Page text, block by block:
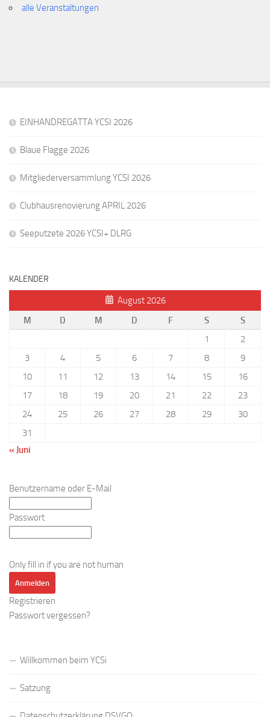
alle Veranstaltungen
EINHANDREGATTA YCSI 2026
Blaue Flagge 2026
Mitgliederversammlung YCSI 2026
Clubhausrenovierung APRIL 2026
Seeputzete 2026 YCSI+ DLRG
KALENDER
August 2026
M
D M D F S
S
1
2
3
4 5 6 7 8
9
10
11 12 13 14 15
16
17
18 19 20 21 22
23
24
25 26 27 28 29
30
31
« Juni
Benutzername oder E-Mail
Passwort
Only fill in if you are not human
Registrieren
Passwort vergessen?
Willkommen beim YCSi
Satzung